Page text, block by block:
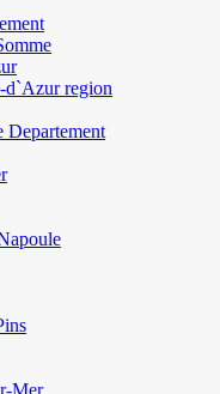
d`Azur region
Departement
Mer